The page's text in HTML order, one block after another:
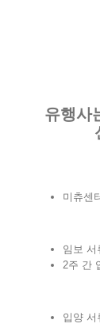
유행사
미츄센
임보 서
2주 간
입양 서